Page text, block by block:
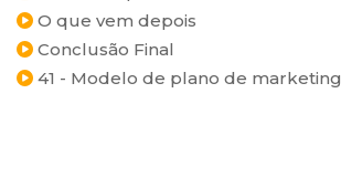
O que vem depois
Conclusão Final
41 - Modelo de plano de marketing